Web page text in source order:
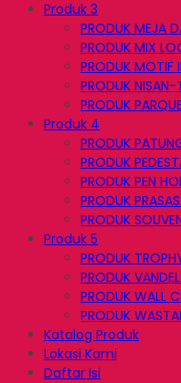
Produk 3
PRODUK MEJA
PRODUK MIX
PRODUK MOTIF
PRODUK
PRODUK
Produk 4
PRODUK
PRODUK
PRODUK PEN
PRODUK
PRODUK
Produk 5
PRODUK
PRODUK
PRODUK WALL
PRODUK
Katalog Produk
Lokasi Kami
Daftar Isi